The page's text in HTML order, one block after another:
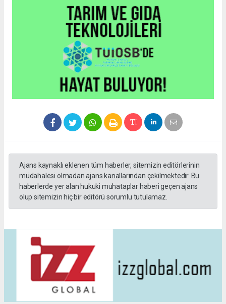
Ajans kaynaklı eklenen tüm haberler, sitemizin editörlerinin
müdahalesi olmadan ajans kanallarından çekilmektedir. Bu
haberlerde yer alan hukuki muhataplar haberi geçen ajans
olup sitemizin hiç bir editörü sorumlu tutulamaz.